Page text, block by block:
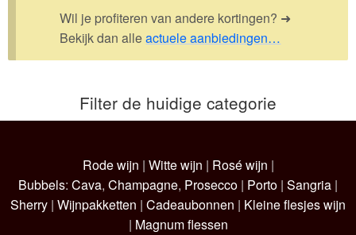
Porto
Wijnpakketten
Kleine flesjes
Cadeaubonnen
Wil je profiteren van andere kortingen? ➜
Bekijk dan alleactuele aanbiedingen…
Filter de huidige categorie
Rode wijn | Witte wijn | Rosé wijn |
Bubbels: Cava, Champagne, Prosecco | Porto | Sangria |
Sherry | Wijnpakketten | Cadeaubonnen | Kleine flesjes wijn
| Magnum flessen